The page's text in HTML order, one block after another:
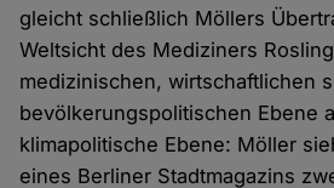
gleicht schließlich Möllers
Weltsicht des Mediziners
medizinischen, wirtschaftlichen
bevölkerungspolitischen Ebene
klimapolitische Ebene: Möller
eines Berliner Stadtmagazins